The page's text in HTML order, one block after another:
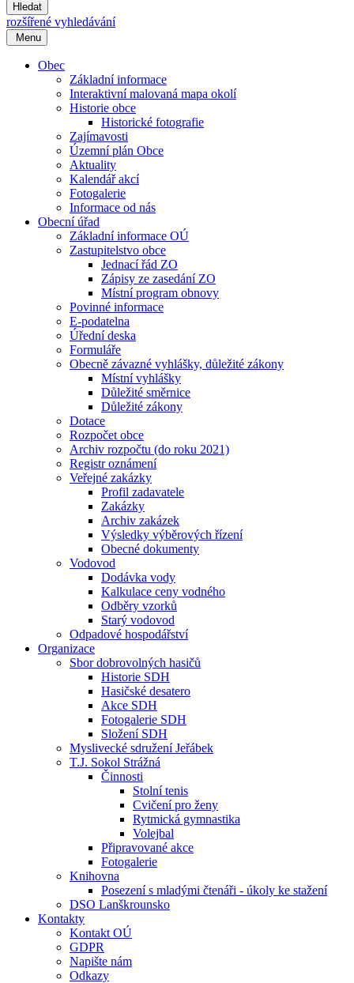
Hledat
rozšířené vyhledávání
Menu
Obec
Základní informace
Interaktivní malovaná mapa okolí
Historie obce
Historické fotografie
Zajímavosti
Územní plán Obce
Aktuality
Kalendář akcí
Fotogalerie
Informace od nás
Obecní úřad
Základní informace OÚ
Zastupitelstvo obce
Jednací řád ZO
Zápisy ze zasedání ZO
Místní program obnovy
Povinné informace
E-podatelna
Úřední deska
Formuláře
Obecně závazné vyhlášky, důležité zákony
Místní vyhlášky
Důležité směrnice
Důležité zákony
Dotace
Rozpočet obce
Archiv rozpočtu (do roku 2021)
Registr oznámení
Veřejné zakázky
Profil zadavatele
Zakázky
Archiv zakázek
Výsledky výběrových řízení
Obecné dokumenty
Vodovod
Dodávka vody
Kalkulace ceny vodného
Odběry vzorků
Starý vodovod
Odpadové hospodářství
Organizace
Sbor dobrovolných hasičů
Historie SDH
Hasičské desatero
Akce SDH
Fotogalerie SDH
Složení SDH
Myslivecké sdružení Jeřábek
T.J. Sokol Strážná
Činnosti
Stolní tenis
Cvičení pro ženy
Rytmická gymnastika
Volejbal
Připravované akce
Fotogalerie
Knihovna
Posezení s mladými čtenáři - úkoly ke stažení
DSO Lanškrounsko
Kontakty
Kontakt OÚ
GDPR
Napište nám
Odkazy